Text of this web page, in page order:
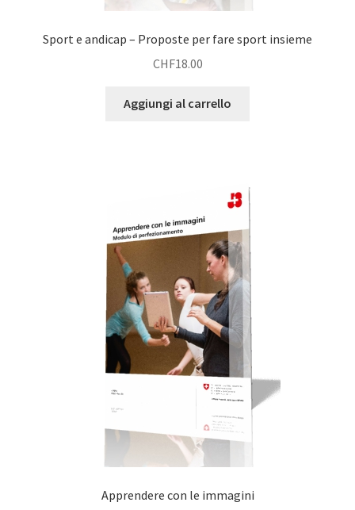
Sport e andicap – Proposte per fare sport insieme
CHF18.00
Aggiungi al carrello
Apprendere con le immagini